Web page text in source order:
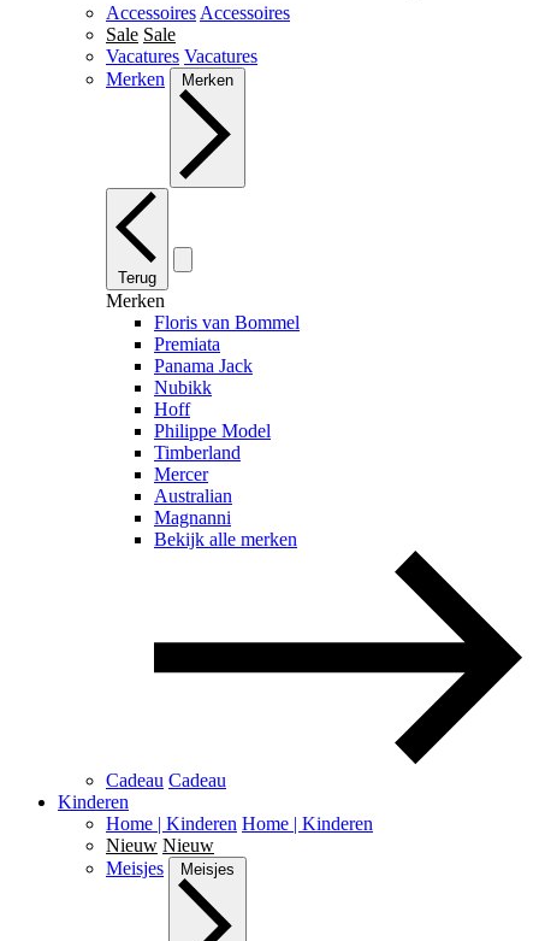
Accessoires Accessoires
Sale Sale
Vacatures Vacatures
Merken
Merken
Terug
Merken
Floris van Bommel
Premiata
Panama Jack
Nubikk
Hoff
Philippe Model
Timberland
Mercer
Australian
Magnanni
Bekijk alle merken
Cadeau Cadeau
Kinderen
Home | Kinderen Home | Kinderen
Nieuw Nieuw
Meisjes
Meisjes